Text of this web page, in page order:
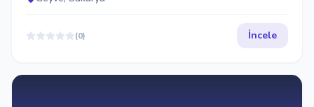
(0) İncele